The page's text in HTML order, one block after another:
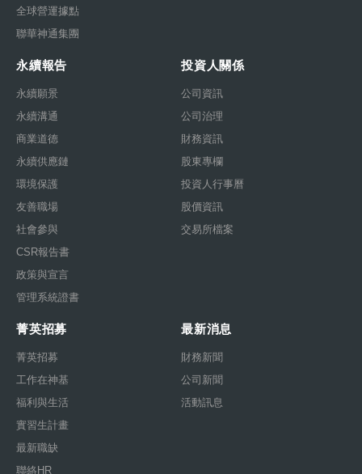
全球營運據點
聯華神通集團
永續報告
永續願景
永續溝通
商業道德
永續供應鏈
環境保護
友善職場
社會參與
CSR報告書
政策與宣言
管理系統證書
投資人關係
公司資訊
公司治理
財務資訊
股東專欄
投資人行事曆
股價資訊
交易所檔案
菁英招募
菁英招募
工作在神基
福利與生活
實習生計畫
最新職缺
聯絡HR
最新消息
財務新聞
公司新聞
活動訊息